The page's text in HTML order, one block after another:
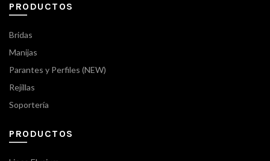
PRODUCTOS
Bridas
Manijas
Parantes y Perfiles (NEW)
Rejillas
Soportería
PRODUCTOS